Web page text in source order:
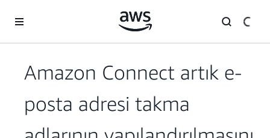
Amazon Connect artık e-
posta adresi takma